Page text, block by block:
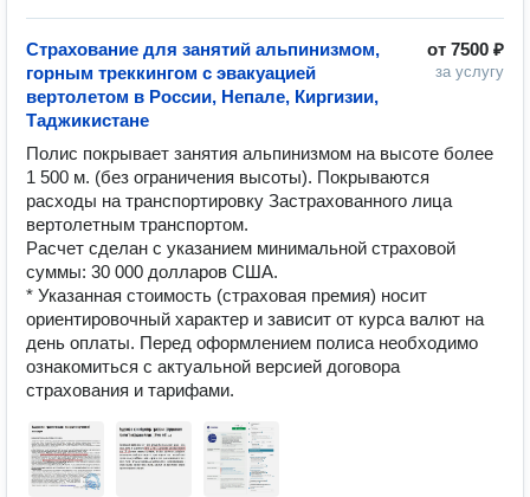
от 7500 ₽
за услугу
Страхование для занятий альпинизмом,
горным треккингом с эвакуацией
вертолетом в России, Непале, Киргизии,
Таджикистане
Полис покрывает занятия альпинизмом на высоте более
1 500 м. (без ограничения высоты). Покрываются
расходы на транспортировку Застрахованного лица
вертолетным транспортом.
Расчет сделан с указанием минимальной страховой
суммы: 30 000 долларов США.
* Указанная стоимость (страховая премия) носит
ориентировочный характер и зависит от курса валют на
день оплаты. Перед оформлением полиса необходимо
ознакомиться с актуальной версией договора
страхования и тарифами.